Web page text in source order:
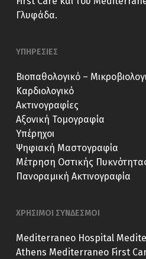
Γλυφάδα.
ΥΠΗΡΕΣΙΕΣ
Βιοπαθολογικό –
Καρδιολογικό
Ακτινογραφίες
Αξονική Τομογραφία
Υπέρηχοι
Ψηφιακή Μαστογραφία
Μέτρηση Οστικής
Πανοραμική Ακτινογραφία
ΧΡΗΣΙΜΟΙ ΣΥΝΔΕΣΜΟΙ
Mediterraneo Hospital
Athens Mediterraneo First